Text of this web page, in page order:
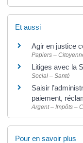
Et aussi
Agir en justice
Papiers –
Litiges avec la
Social – Santé
Saisir
paiement,
Argent – Impôts –
Pour en savoir plus